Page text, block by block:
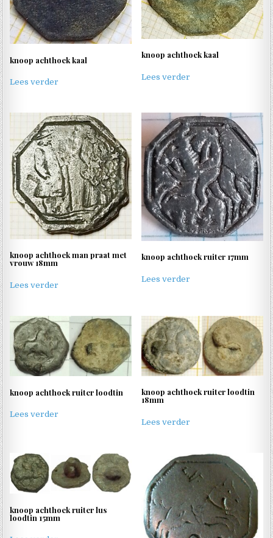
knoop achthoek kaal
Lees verder
knoop achthoek kaal
Lees verder
knoop achthoek man praat met
vrouw 18mm
Lees verder
knoop achthoek ruiter 17mm
Lees verder
knoop achthoek ruiter loodtin
Lees verder
knoop achthoek ruiter loodtin
18mm
Lees verder
knoop achthoek ruiter lus
loodtin 15mm